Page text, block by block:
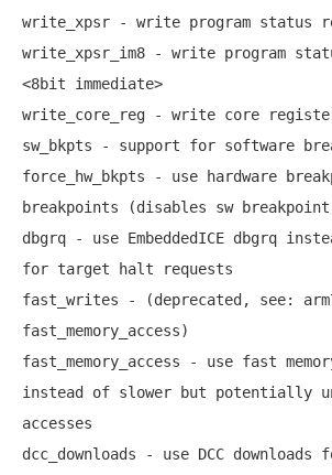
write_xpsr - write program status
write_xpsr_im8 - write program
<8bit immediate>
write_core_reg - write core
sw_bkpts - support for software
force_hw_bkpts - use hardware
breakpoints (disables sw
dbgrq - use EmbeddedICE dbgrq
for target halt requests
fast_writes - (deprecated, see:
fast_memory_access)
fast_memory_access - use fast
instead of slower but potentially
accesses
dcc_downloads - use DCC downloads